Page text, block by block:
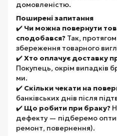
домовленістю.
Поширені запитання
✔️ Чи можна повернути
сподобався? Так,
збереження товарного
✔️Хто оплачує доставку
Покупець, окрім випадків
ми.
✔️ Скільки чекати на
банківських днів після
✔️ Що робити при браку?
дефекту — підберемо
ремонт, повернення).